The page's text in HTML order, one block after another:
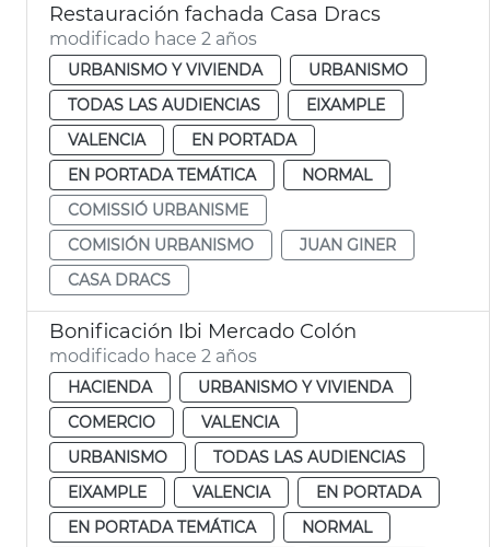
Restauración fachada Casa Dracs
modificado hace 2 años
URBANISMO Y VIVIENDA
URBANISMO
TODAS LAS AUDIENCIAS
EIXAMPLE
VALENCIA
EN PORTADA
EN PORTADA TEMÁTICA
NORMAL
COMISSIÓ URBANISME
COMISIÓN URBANISMO
JUAN GINER
CASA DRACS
Bonificación Ibi Mercado Colón
modificado hace 2 años
HACIENDA
URBANISMO Y VIVIENDA
COMERCIO
VALENCIA
URBANISMO
TODAS LAS AUDIENCIAS
EIXAMPLE
VALENCIA
EN PORTADA
EN PORTADA TEMÁTICA
NORMAL